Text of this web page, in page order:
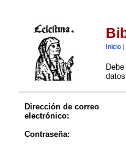
Inicio|
datos
Dirección de correo
electrónico:
Contraseña: